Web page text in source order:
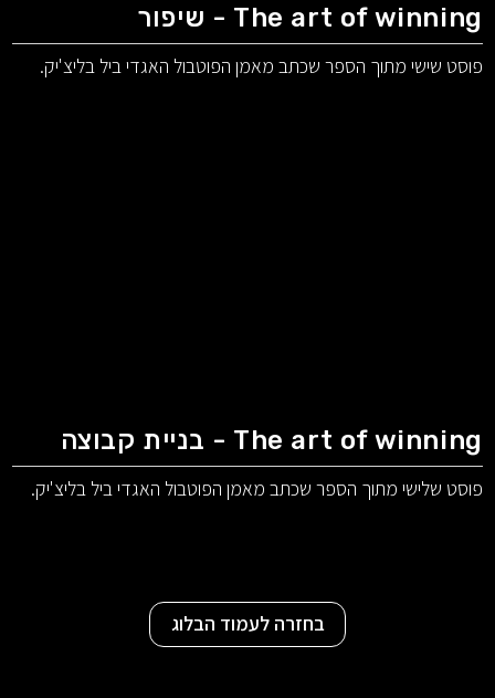
The art of winning - שיפור
פוסט שישי מתוך הספר שכתב מאמן הפוטבול האגדי ביל בליצ'יק.
The art of winning - בניית קבוצה
פוסט שלישי מתוך הספר שכתב מאמן הפוטבול האגדי ביל בליצ'יק.
בחזרה לעמוד הבלוג